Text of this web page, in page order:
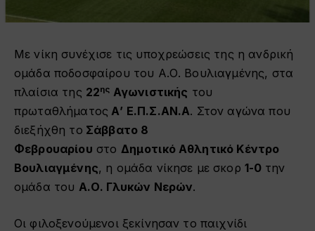
Με νίκη συνέχισε τις υποχρεώσεις της η ανδρική
ομάδα ποδοσφαίρου του Α.Ο. Βουλιαγμένης, στα
πλαίσια της 22ης Αγωνιστικής του
πρωταθλήματος Α’ Ε.Π.Σ.ΑΝ.Α. Στον αγώνα που
διεξήχθη το Σάββατο 8
Φεβρουαρίου στο Δημοτικό Αθλητικό Κέντρο
Βουλιαγμένης, η ομάδα νίκησε με σκορ 1-0 την
ομάδα του Α.Ο. Γλυκών Νερών.
Οι φιλοξενούμενοι ξεκίνησαν το παιχνίδι